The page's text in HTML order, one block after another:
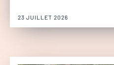
23 JUILLET 2026